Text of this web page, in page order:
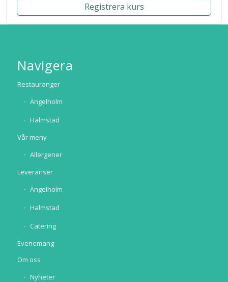
Registrera kurs
Navigera
Restauranger
Ängelholm
Halmstad
Vår meny
Allergener
Leveranser
Ängelholm
Halmstad
Catering
Evenemang
Om oss
Nyheter